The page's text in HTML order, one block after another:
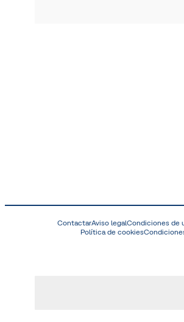
ContactarAviso legalCondiciones de
Política de cookies